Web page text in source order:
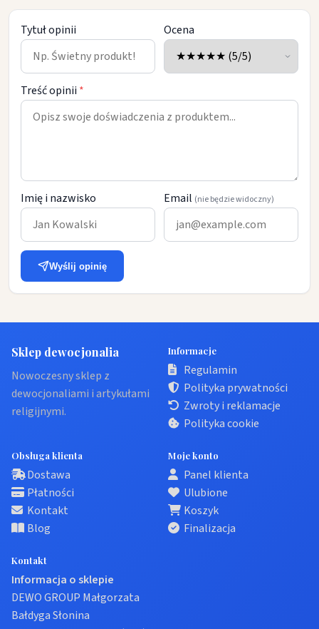
Tytuł opinii Ocena
Treść opinii *
Imię i nazwisko Email (nie będzie widoczny)
Wyślij opinię
Sklep dewocjonalia
Nowoczesny sklep z
dewocjonaliami i artykułami
religijnymi.
Informacje
Regulamin
Polityka prywatności
Zwroty i reklamacje
Polityka cookie
Obsługa klienta
Dostawa
Płatności
Kontakt
Blog
Moje konto
Panel klienta
Ulubione
Koszyk
Finalizacja
Kontakt
Informacja o sklepie
DEWO GROUP Małgorzata
Bałdyga Słonina